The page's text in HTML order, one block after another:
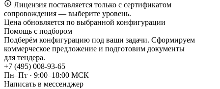
Лицензия поставляется только с сертификатом
сопровождения — выберите уровень.
Цена обновляется по выбранной конфигурации
Помощь с подбором
Подберём конфигурацию под ваши задачи. Сформируем
коммерческое предложение и подготовим документы
для тендера.
+7 (495) 008-93-65
Пн–Пт · 9:00–18:00 МСК
Написать в мессенджер